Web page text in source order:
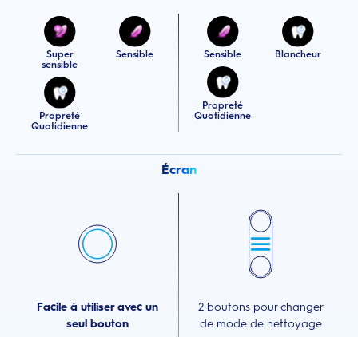
Super
sensible
Sensible
Propreté
Quotidienne
Sensible Blancheur
Propreté
Quotidienne
Écran
Facile à utiliser avec un
seul bouton
2 boutons pour changer
de mode de nettoyage